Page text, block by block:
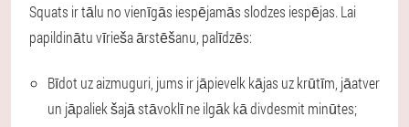
Squats ir tālu no vienīgās iespējamās slodzes iespējas. Lai
papildinātu vīrieša ārstēšanu, palīdzēs:
Bīdot uz aizmuguri, jums ir jāpievelk kājas uz krūtīm, jāatver
un jāpaliek šajā stāvoklī ne ilgāk kā divdesmit minūtes;